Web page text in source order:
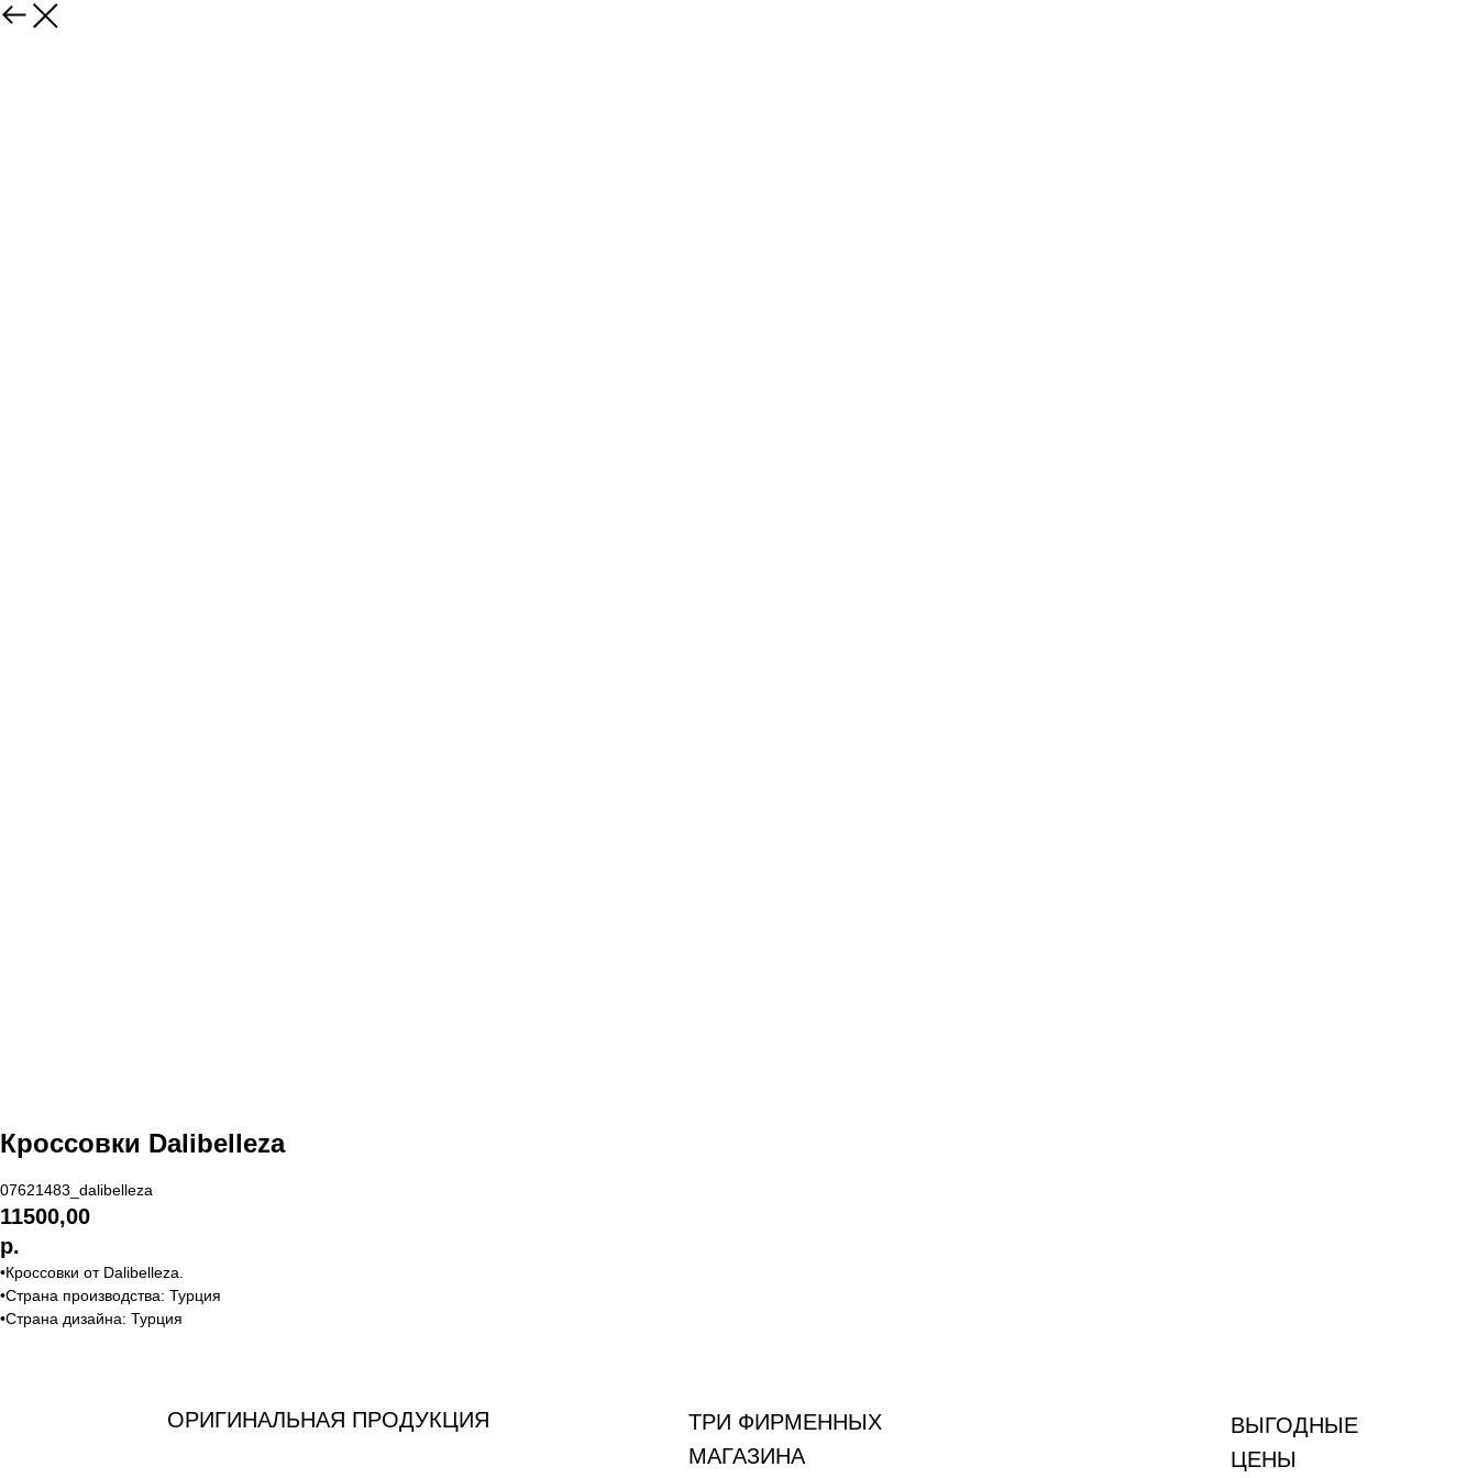
Кроссовки Dalibelleza
07621483_dalibelleza
11500,00
р.
•Кроссовки от Dalibelleza.
•Страна производства: Турция
•Страна дизайна: Турция
ОРИГИНАЛЬНАЯ ПРОДУКЦИЯ
ТРИ ФИРМЕННЫХ
МАГАЗИНА
ВЫГОДНЫЕ
ЦЕНЫ